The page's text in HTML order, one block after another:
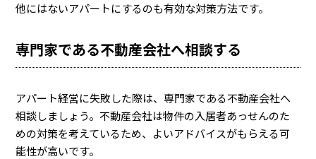
他にはないアパートにするのも有効な対策方法です。
専門家である不動産会社へ相談する
アパート経営に失敗した際は、専門家である不動産会社へ
相談しましょう。不動産会社は物件の入居者あっせんのた
めの対策を考えているため、よいアドバイスがもらえる可
能性が高いです。